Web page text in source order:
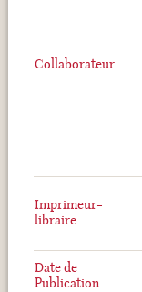
Collaborateur
Imprimeur-
libraire
Date de
Publication